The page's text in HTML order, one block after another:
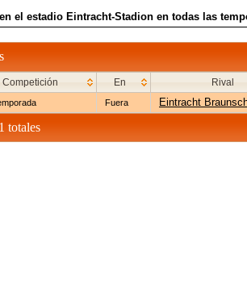
el estadio Eintracht-Stadion en todas las
Competición En Rival
Fuera Eintracht
totales